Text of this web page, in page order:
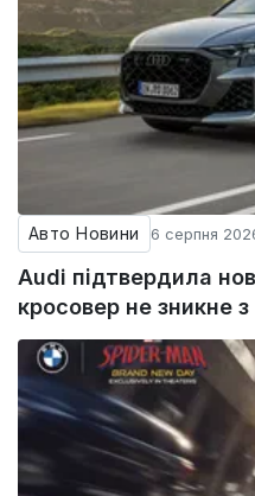
Авто Новини 6 серпня
Audi підтвердила
кросовер не зникне